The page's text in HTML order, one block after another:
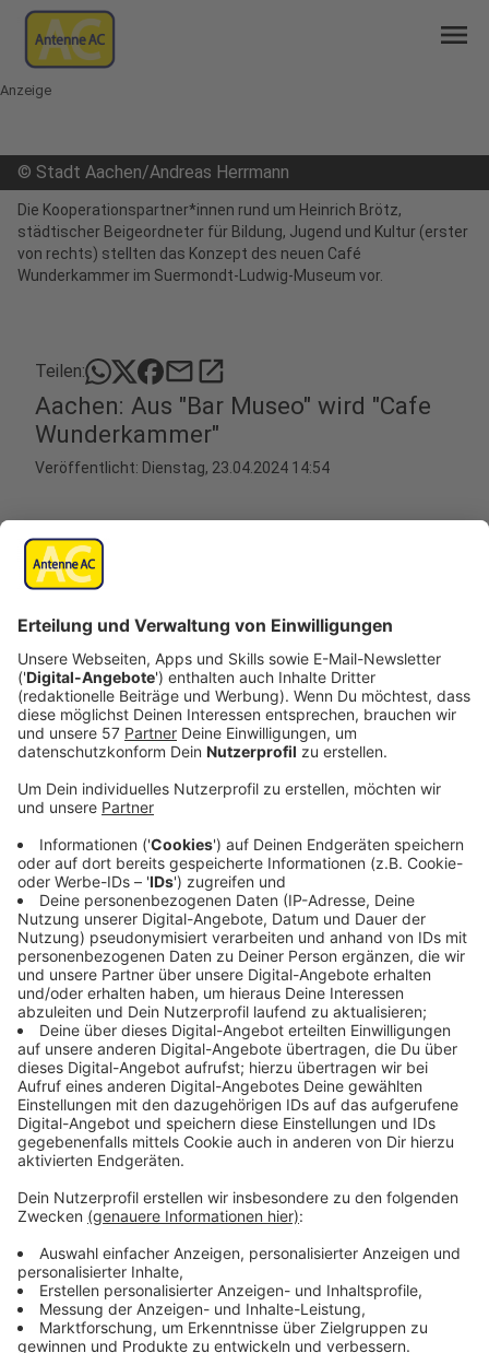
menu
Anzeige
© Stadt Aachen/Andreas Herrmann
Die Kooperationspartner*innen rund um Heinrich Brötz,
städtischer Beigeordneter für Bildung, Jugend und Kultur (erster
von rechts) stellten das Konzept des neuen Café
Wunderkammer im Suermondt-Ludwig-Museum vor.
Teilen: mailopen_in_new
Aachen: Aus "Bar Museo" wird "Cafe
Wunderkammer"
Veröffentlicht: Dienstag, 23.04.2024 14:54
Museuman der Wilhelmstraße das neue Cafe
Wunderkammer ein, das die frühere Bar Museo ersetzt.
Der Raum soll künftig von Aachener Künstlern in einem
zweijährigen Turnus immer wieder neugestaltet
werden - als erste gestaltet Vera Sous das neue Cafe
Wunderkammer.
Vermietungen einen neuen Ort der Begegnung und den
Brückenschlag in die lokale Kulturszene schafft. Das
Café Wunderkammer kann man künftig mieten für
Künstlerworkshops, Schulklassenprogramme,
Empfänge, Feiern, Veranstaltungen und Vermietungen.
„Das Zusammenwirken der Akteur*innen ist in dieser
Konstellation absolut einmalig. Das Projekt bietet die
Chance, den Raum als Ort der Begegnung und
Kreativität zu nutzen und gleichzeitig die Bestände
des Museums neu zu erschließen. Der Begriff ‚Wunder‘
passt in vielerlei Hinsicht“, freut sich Heinrich Brötz,
Beigeordneter für Bildung, Jugend und Kultur.
Künstlerin Vera Sous hat sich gemeinsam mit den
Künstlerinnen der Frauenwerkstatt des Rheinischen
Vereins dem Farbkonzept der Kutscheneinfahrt
angenähert und sich von den Mustern der
„Wunderkammer“ in der Dauerausstellung des Hauses
inspirieren lassen. „Mit Stofftapeten schaffen wir es,